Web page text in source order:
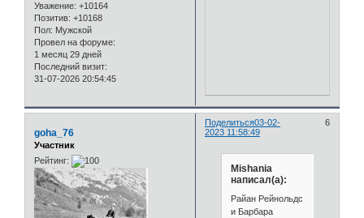
Уважение: +10164
Позитив: +10168
Пол: Мужской
Провел на форуме:
1 месяц 29 дней
Последний визит:
31-07-2026 20:54:45
Поделиться 6
03-02-
2023 11:58:49
goha_76
Участник
Рейтинг:
Mishania
написал(а):
Райан Рейнольдс
и Барбара